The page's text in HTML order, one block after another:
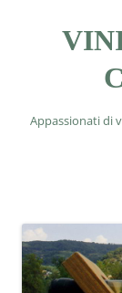
Appassionati di